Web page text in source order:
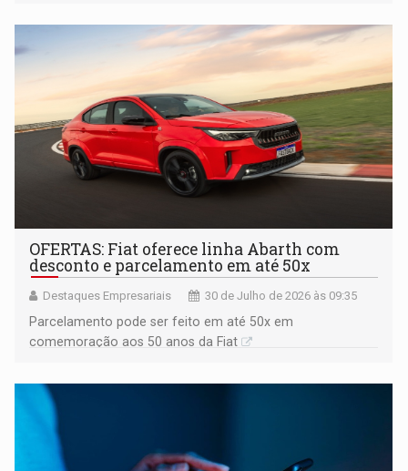
OFERTAS: Fiat oferece linha Abarth com
desconto e parcelamento em até 50x
Destaques Empresariais 30 de Julho de 2026 às 09:35
Parcelamento pode ser feito em até 50x em
comemoração aos 50 anos da Fiat